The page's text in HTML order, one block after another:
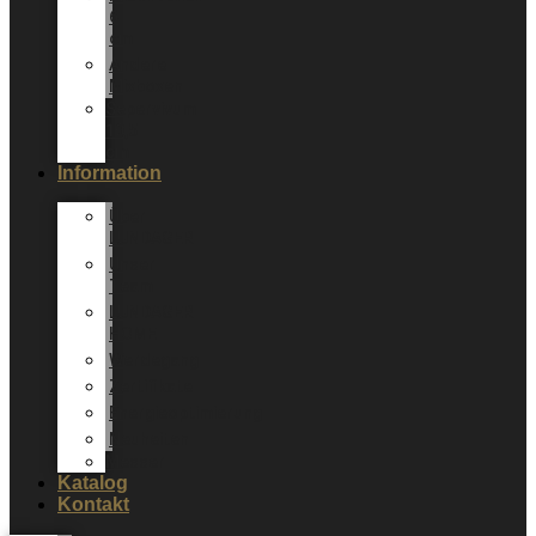
6
cm
Andere
Mixboxen
Information
Über
Unser
Team
HOME
Werdegang
Zertifikate
Energieoptimierung
Neuheiten
Katalog
Kontakt